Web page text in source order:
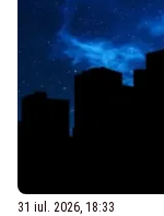
31 iul. 2026, 18:33